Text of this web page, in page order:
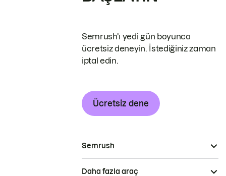
Semrush'ı yedi gün boyunca
ücretsiz deneyin. İstediğiniz zaman
iptal edin.
Ücretsiz dene
Semrush
Daha fazla araç